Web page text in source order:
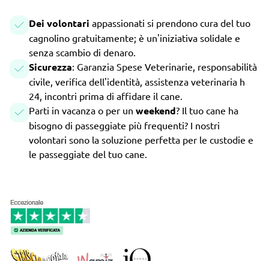
Dei volontari appassionati si prendono cura del tuo
cagnolino gratuitamente; è un'iniziativa solidale e
senza scambio di denaro.
Sicurezza: Garanzia Spese Veterinarie, responsabilità
civile, verifica dell'identità, assistenza veterinaria h
24, incontri prima di affidare il cane.
Parti in vacanza o per un weekend? Il tuo cane ha
bisogno di passeggiate più frequenti? I nostri
volontari sono la soluzione perfetta per le custodie e
le passeggiate del tuo cane.